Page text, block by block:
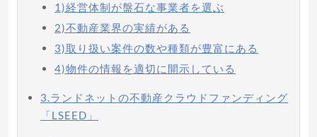
1)経営体制が盤石な事業者を選ぶ
2)不動産業界の実績がある
3)取り扱い案件の数や種類が豊富にある
4)物件の情報を適切に開示している
3.ランドネットの不動産クラウドファンディング
「LSEED」